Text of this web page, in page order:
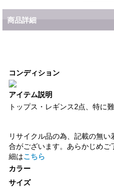
商品詳細
コンディション
アイテム説明
トップス・レギンス2点、特に
リサイクル品の為、記載の無
合がございます。あらかじめ
細はこちら
カラー
サイズ